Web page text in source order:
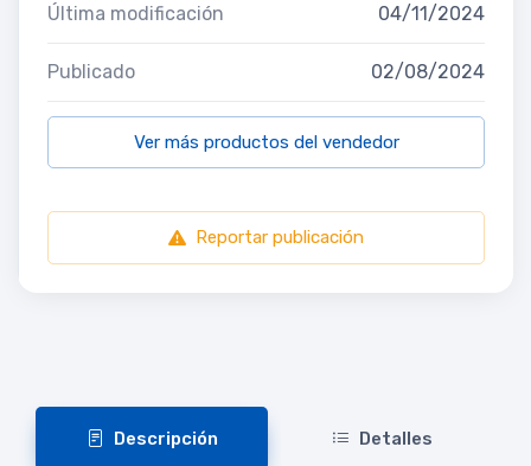
Última modificación 04/11/2024
Publicado 02/08/2024
Ver más productos del vendedor
Reportar publicación
Descripción Detalles